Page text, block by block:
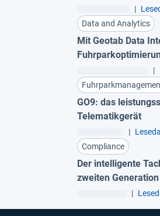
|
Data and Analytics
Mit Geotab Data
|
GO9: das
Telematikgerät
|
Compliance
Der intelligente
zweiten Generation
|